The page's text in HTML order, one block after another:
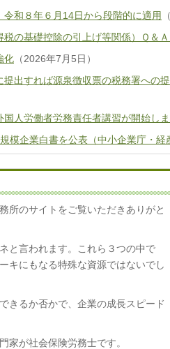
和８年６月14日から段階的に適用
税の基礎控除の引上げ等関係）Ｑ＆
化 （2026年7月5日）
出すれば源泉徴収票の税務署への
国人労働者労務責任者講習が開始し
模企業白書を公表（中小企業庁・経
所のサイトをご覧いただきありがと
と言われます。これら３つの中で
キにもなる特殊な資源ではないでし
きるか否かで、企業の成長スピード
家が社会保険労務士です。